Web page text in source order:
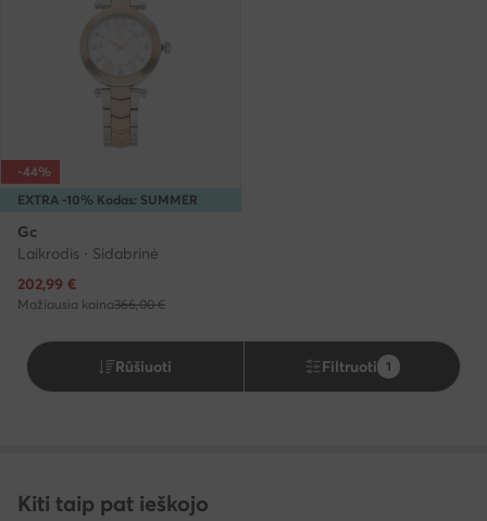
EXTRA -10% Kodas: SUMMER
-44%
Gc
Laikrodis · Sidabrinė
Dabartinė kaina
202,99 €
Mažiausia kaina366,00 €
Rūšiuoti Filtruoti 1
Kiti taip pat ieškojo